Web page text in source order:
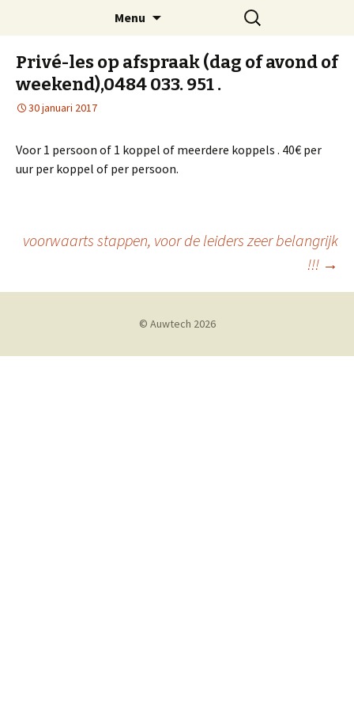
Tangofabriek
Menu
springen
Zoeken
naar:
Privé-les op afspraak (dag of avond of
weekend),0484 033. 951 .
30 januari 2017
Voor 1 persoon of 1 koppel of meerdere koppels . 40€ per
uur per koppel of per persoon.
Berichtnavigatie
voorwaarts stappen, voor de leiders zeer belangrijk
!!! →
© Auwtech 2026